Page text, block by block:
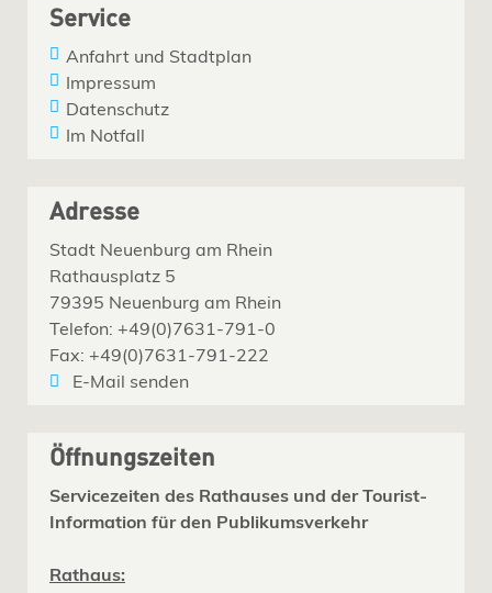
Service
Anfahrt und Stadtplan
Impressum
Datenschutz
Im Notfall
Adresse
Stadt Neuenburg am Rhein
Rathausplatz 5
79395 Neuenburg am Rhein
Telefon: +49(0)7631-791-0
Fax: +49(0)7631-791-222
E-Mail senden
Öffnungszeiten
Servicezeiten des Rathauses und der Tourist-
Information für den Publikumsverkehr
Rathaus: